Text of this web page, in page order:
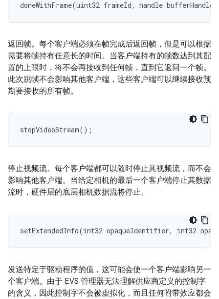
doneWithFrame(uint32 frameId, handle
返回帧。每个客户端必须在帧完成后返回帧，但是可以根据
需要将帧持有任意长的时间。当客户端持有的帧数达到其配
置的上限时，将不会再接收到任何帧，直到它返回一个帧。
此次跳帧不会影响其他客户端，这些客户端可以继续接收预
期要接收的所有帧。
stopVideoStream();
停止视频流。每个客户端都可以随时停止其视频流，而不会
影响其他客户端。当给定相机的最后一个客户端停止其数据
流时，硬件层的底层相机数据流将停止。
setExtendedInfo(int32 opaqueIdentifier, int32
发送特定于驱动程序的值，这可能会使一个客户端影响另一
个客户端。由于 EVS 管理器无法理解供应商定义的控制字
的含义，因此控制字不会被虚拟化，而且任何附带效应都会